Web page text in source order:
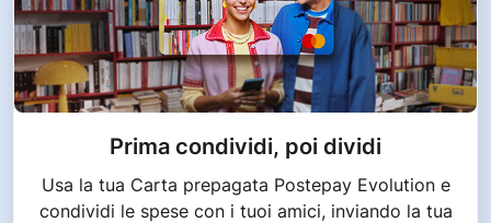
Prima condividi, poi dividi
Usa la tua Carta prepagata Postepay Evolution e
condividi le spese con i tuoi amici, inviando la tua